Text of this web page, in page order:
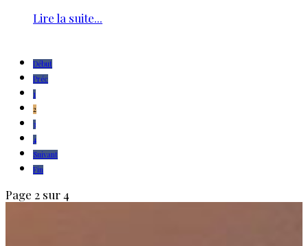
Lire la suite...
Début
Préc
1
2
3
4
Suivant
Fin
Page 2 sur 4